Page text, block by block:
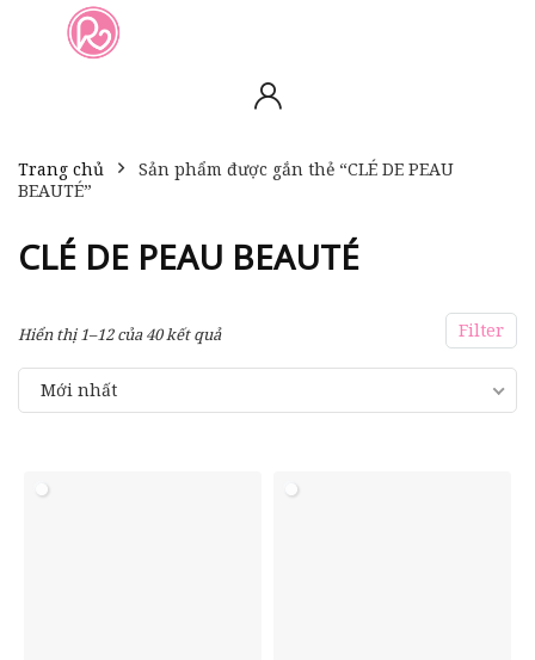
Trang chủ
Sản phẩm được gắn thẻ “CLÉ DE PEAU
BEAUTÉ”
CLÉ DE PEAU BEAUTÉ
Filter
Hiển thị 1–12 của 40 kết quả
Mới nhất